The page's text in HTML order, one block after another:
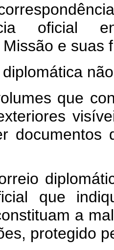
oficial
e suas
não
que
documentos
que
a
protegido